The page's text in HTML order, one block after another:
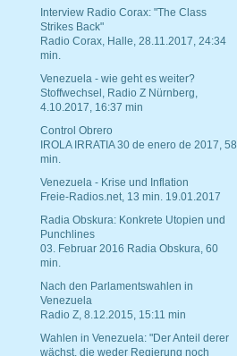
Interview Radio Corax: "The Class
Strikes Back"
Radio Corax, Halle, 28.11.2017, 24:34
min.
Venezuela - wie geht es weiter?
Stoffwechsel, Radio Z Nürnberg,
4.10.2017, 16:37 min
Control Obrero
IROLA IRRATIA 30 de enero de 2017, 58
min.
Venezuela - Krise und Inflation
Freie-Radios.net, 13 min. 19.01.2017
Radia Obskura: Konkrete Utopien und
Punchlines
03. Februar 2016 Radia Obskura, 60
min.
Nach den Parlamentswahlen in
Venezuela
Radio Z, 8.12.2015, 15:11 min
Wahlen in Venezuela: "Der Anteil derer
wächst, die weder Regierung noch